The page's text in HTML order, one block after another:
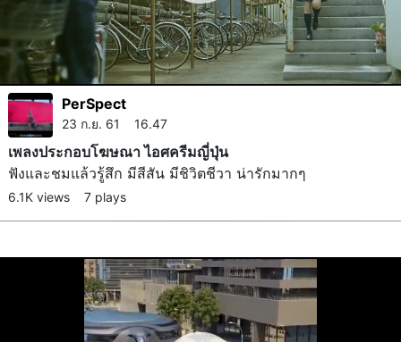
PerSpect
23 ก.ย. 61 16.47
เพลงประกอบโฆษณา ไอศครีมญี่ปุ่น
ฟังและชมแล้วรู้สึก มีสีสัน มีชิวิตชีวา น่ารักมากๆ
6.1K views 7 plays